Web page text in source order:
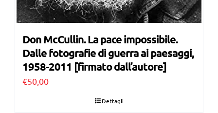
Don McCullin. La pace impossibile.
Dalle fotografie di guerra ai paesaggi,
1958-2011 [firmato dall’autore]
€50,00
Dettagli